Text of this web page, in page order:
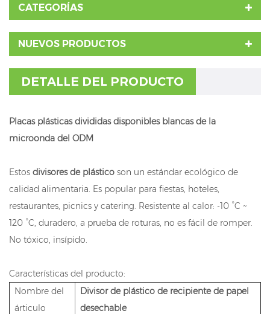
CATEGORÍAS
NUEVOS PRODUCTOS
DETALLE DEL PRODUCTO
Placas plásticas divididas disponibles blancas de la
microonda del ODM
Estos divisores de plástico son un estándar ecológico de
calidad alimentaria. Es popular para fiestas, hoteles,
restaurantes, picnics y catering. Resistente al calor: -10 °C ~
120 °C, duradero, a prueba de roturas, no es fácil de romper.
No tóxico, insípido.
Características del producto:
Nombre del
árticulo
Divisor de plástico de recipiente de papel
desechable